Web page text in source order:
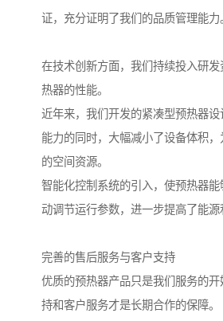
证，充分证明了我们的品质管理能力
在技术创新方面，我们持续投入研
热器的性能。
近年来，我们开发的紧凑型预热器
能力的同时，大幅减小了设备体积
的空间资源。
智能化控制系统的引入，使预热器能
动调节运行参数，进一步提高了能源
完善的售后服务与客户支持
优质的预热器产品只是我们服务的
持和客户服务才是长期合作的保障。